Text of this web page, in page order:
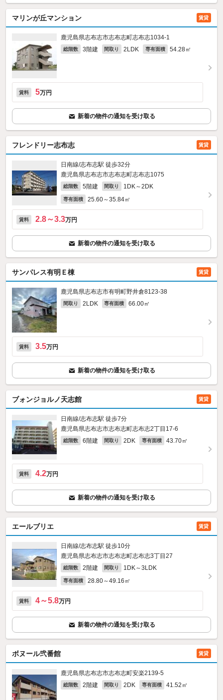
マリンが丘マンション 賃貸
鹿児島県志布志市志布志町志布志1034‐1
総階数 3階建 間取り 2LDK 専有面積 54.28㎡
賃料 5万円
新着の物件の通知を受け取る
フレンドリー志布志 賃貸
日南線/志布志駅 徒歩32分
鹿児島県志布志市志布志町志布志1075
総階数 5階建 間取り 1DK～2DK
専有面積 25.60～35.84㎡
賃料 2.8～3.3万円
新着の物件の通知を受け取る
サンパレス有明Ｅ棟 賃貸
鹿児島県志布志市有明町野井倉8123‐38
間取り 2LDK 専有面積 66.00㎡
賃料 3.5万円
新着の物件の通知を受け取る
ブォンジョルノ天志館 賃貸
日南線/志布志駅 徒歩7分
鹿児島県志布志市志布志町志布志2丁目17-6
総階数 6階建 間取り 2DK 専有面積 43.70㎡
賃料 4.2万円
新着の物件の通知を受け取る
エールブリエ 賃貸
日南線/志布志駅 徒歩10分
鹿児島県志布志市志布志町志布志3丁目27
総階数 2階建 間取り 1DK～3LDK
専有面積 28.80～49.16㎡
賃料 4～5.8万円
新着の物件の通知を受け取る
ボヌール弐番館 賃貸
鹿児島県志布志市志布志町安楽2139‐5
総階数 2階建 間取り 2DK 専有面積 41.52㎡